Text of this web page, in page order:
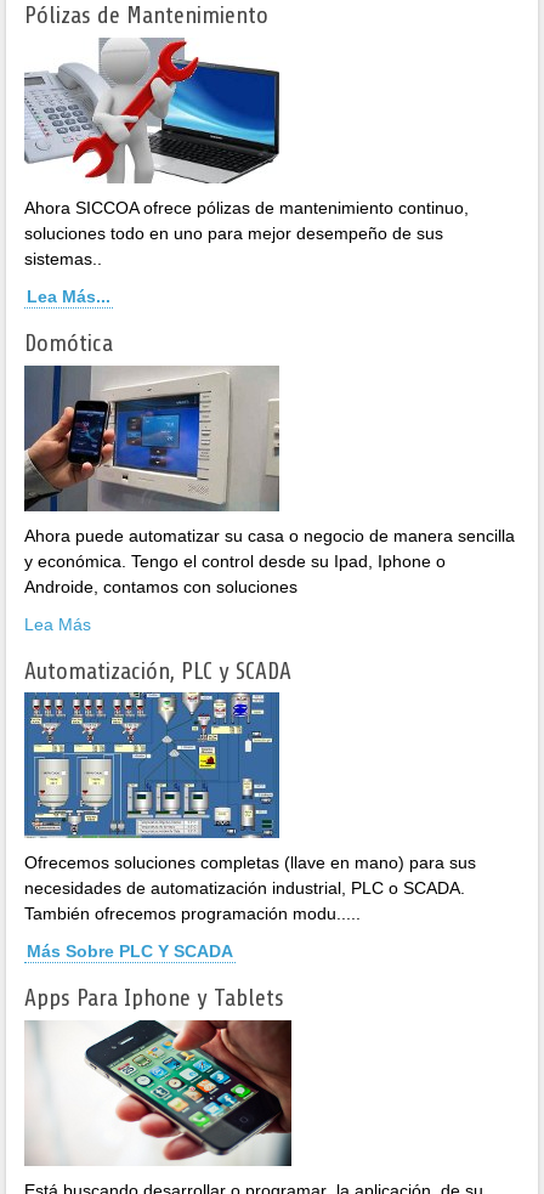
Pólizas de Mantenimiento
Ahora SICCOA ofrece pólizas de mantenimiento continuo,
soluciones todo en uno para mejor desempeño de sus
sistemas..
Lea Más...
Domótica
Ahora puede automatizar su casa o negocio de manera sencilla
y económica. Tengo el control desde su Ipad, Iphone o
Androide, contamos con soluciones
Lea Más
Automatización, PLC y SCADA
Ofrecemos soluciones completas (llave en mano) para sus
necesidades de automatización industrial, PLC o SCADA.
También ofrecemos programación modu.....
Más Sobre PLC Y SCADA
Apps Para Iphone y Tablets